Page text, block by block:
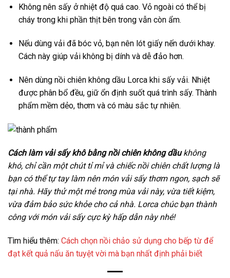
Không nên sấy ở nhiệt độ quá cao. Vỏ ngoài có thể bị
cháy trong khi phần thịt bên trong vẫn còn ẩm.
Nếu dùng vải đã bóc vỏ, bạn nên lót giấy nến dưới khay.
Cách này giúp vải không bị dính và dễ đảo hơn.
Nên dùng nồi chiên không dầu Lorca khi sấy vải. Nhiệt
được phân bổ đều, giữ ổn định suốt quá trình sấy. Thành
phẩm mềm dẻo, thơm và có màu sắc tự nhiên.
Cách làm vải sấy khô bằng nồi chiên không dầukhông
khó, chỉ cần một chút tỉ mỉ và chiếc nồi chiên chất lượng là
bạn có thể tự tay làm nên món vải sấy thơm ngon, sạch sẽ
tại nhà. Hãy thử một mẻ trong mùa vải này, vừa tiết kiệm,
vừa đảm bảo sức khỏe cho cả nhà. Lorca chúc bạn thành
công với món vải sấy cực kỳ hấp dẫn này nhé!
Tìm hiểu thêm: Cách chọn nồi chảo sử dụng cho bếp từ để
đạt kết quả nấu ăn tuyệt vời mà bạn nhất định phải biết